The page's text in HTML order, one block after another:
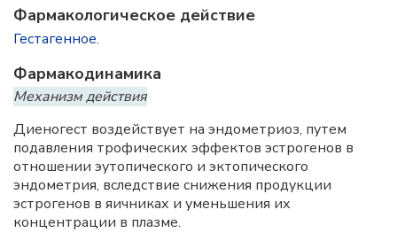
Фармакологическое действие
Гестагенное.
Фармакодинамика
Механизм действия
Диеногест воздействует на эндометриоз, путем
подавления трофических эффектов эстрогенов в
отношении эутопического и эктопического
эндометрия, вследствие снижения продукции
эстрогенов в яичниках и уменьшения их
концентрации в плазме.